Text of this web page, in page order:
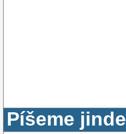
Píšeme jinde